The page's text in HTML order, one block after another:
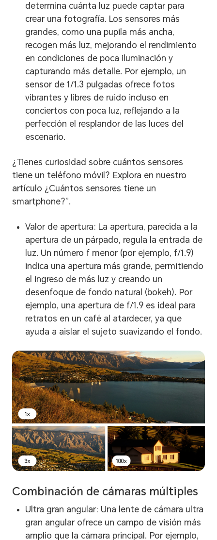
determina cuánta luz puede captar para
crear una fotografía. Los sensores más
grandes, como una pupila más ancha,
recogen más luz, mejorando el rendimiento
en condiciones de poca iluminación y
capturando más detalle. Por ejemplo, un
sensor de 1/1.3 pulgadas ofrece fotos
vibrantes y libres de ruido incluso en
conciertos con poca luz, reflejando a la
perfección el resplandor de las luces del
escenario.
¿Tienes curiosidad sobre cuántos sensores
tiene un teléfono móvil? Explora en nuestro
artículo ¿Cuántos sensores tiene un
smartphone?”.
Valor de apertura: La apertura, parecida a la
apertura de un párpado, regula la entrada de
luz. Un número f menor (por ejemplo, f/1.9)
indica una apertura más grande, permitiendo
el ingreso de más luz y creando un
desenfoque de fondo natural (bokeh). Por
ejemplo, una apertura de f/1.9 es ideal para
retratos en un café al atardecer, ya que
ayuda a aislar el sujeto suavizando el fondo.
Combinación de cámaras múltiples
Ultra gran angular: Una lente de cámara ultra
gran angular ofrece un campo de visión más
amplio que la cámara principal. Por ejemplo,